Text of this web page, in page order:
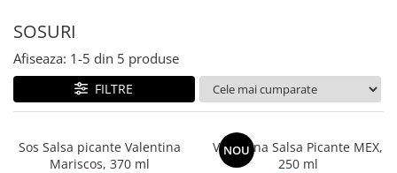
SOSURI
Afiseaza: 1-5 din 5 produse
FILTRE
Sos Salsa picante Valentina
Mariscos, 370 ml
NOU
Valentina Salsa Picante MEX,
250 ml